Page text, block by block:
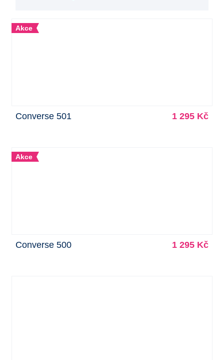
Akce
Converse 501 1 295 Kč
Akce
Converse 500 1 295 Kč